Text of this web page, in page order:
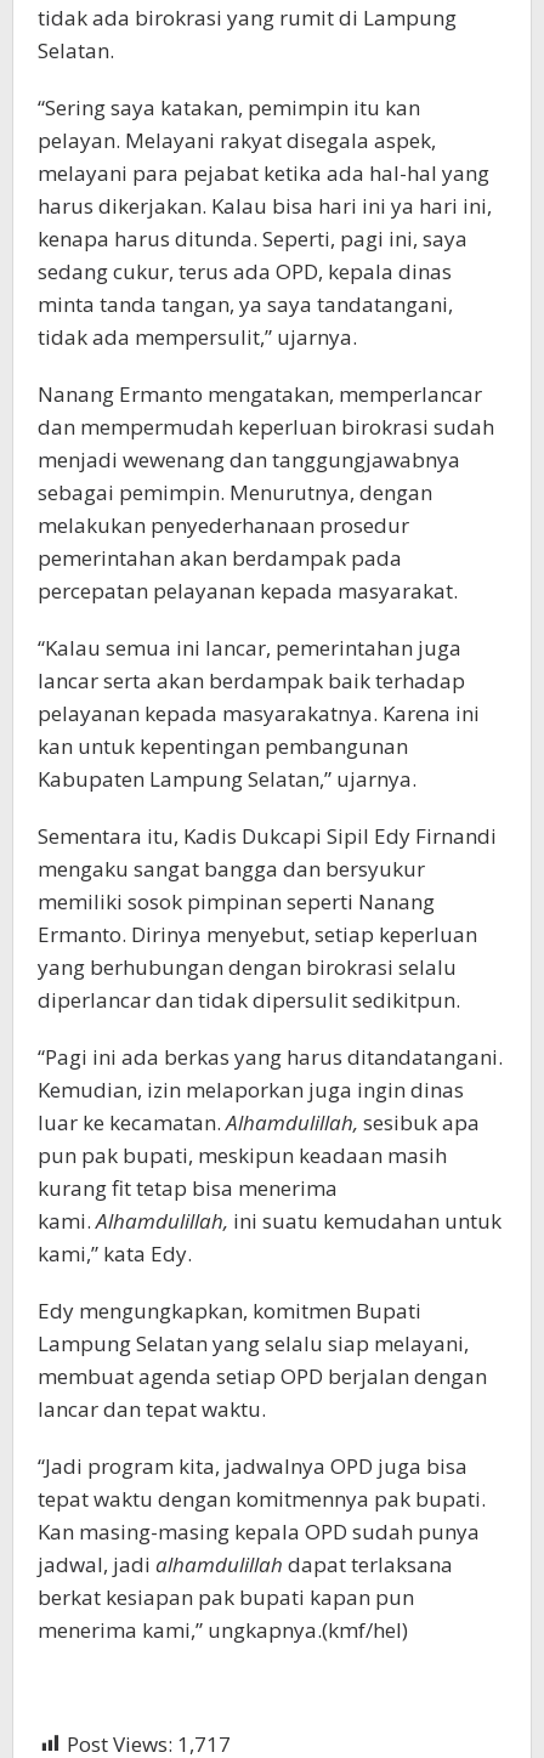
tidak ada birokrasi yang rumit di Lampung
Selatan.
“Sering saya katakan, pemimpin itu kan
pelayan. Melayani rakyat disegala aspek,
melayani para pejabat ketika ada hal-hal yang
harus dikerjakan. Kalau bisa hari ini ya hari ini,
kenapa harus ditunda. Seperti, pagi ini, saya
sedang cukur, terus ada OPD, kepala dinas
minta tanda tangan, ya saya tandatangani,
tidak ada mempersulit,” ujarnya.
Nanang Ermanto mengatakan, memperlancar
dan mempermudah keperluan birokrasi sudah
menjadi wewenang dan tanggungjawabnya
sebagai pemimpin. Menurutnya, dengan
melakukan penyederhanaan prosedur
pemerintahan akan berdampak pada
percepatan pelayanan kepada masyarakat.
“Kalau semua ini lancar, pemerintahan juga
lancar serta akan berdampak baik terhadap
pelayanan kepada masyarakatnya. Karena ini
kan untuk kepentingan pembangunan
Kabupaten Lampung Selatan,” ujarnya.
Sementara itu, Kadis Dukcapi Sipil Edy Firnandi
mengaku sangat bangga dan bersyukur
memiliki sosok pimpinan seperti Nanang
Ermanto. Dirinya menyebut, setiap keperluan
yang berhubungan dengan birokrasi selalu
diperlancar dan tidak dipersulit sedikitpun.
“Pagi ini ada berkas yang harus ditandatangani.
Kemudian, izin melaporkan juga ingin dinas
luar ke kecamatan.Alhamdulillah, sesibuk apa
pun pak bupati, meskipun keadaan masih
kurang fit tetap bisa menerima
kami.Alhamdulillah, ini suatu kemudahan untuk
kami,” kata Edy.
Edy mengungkapkan, komitmen Bupati
Lampung Selatan yang selalu siap melayani,
membuat agenda setiap OPD berjalan dengan
lancar dan tepat waktu.
“Jadi program kita, jadwalnya OPD juga bisa
tepat waktu dengan komitmennya pak bupati.
Kan masing-masing kepala OPD sudah punya
jadwal, jadi alhamdulillah dapat terlaksana
berkat kesiapan pak bupati kapan pun
menerima kami,” ungkapnya.(kmf/hel)
Post Views: 1,717